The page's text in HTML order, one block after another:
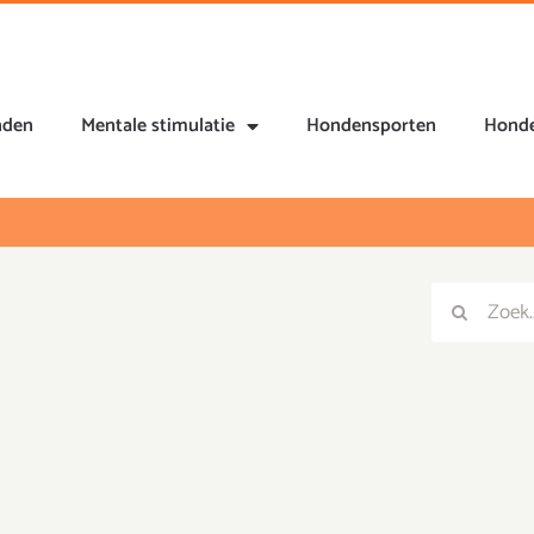
Mentale stimulatie Hondensporten
ZoekenZoeken